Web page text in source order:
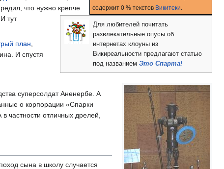
содержит 0 % текстов Викитеки
Для любителей почитать
развлекательные опусы об
интернетах клоуны из
Викиреальности предлагают статью
под названием Это Спарта!
что нужно крепче
И тут
план
И спустя
суперсолдат Аненербе. А
о корпорации «Спарки
в частности отличных дрелей,
сына в школу случается